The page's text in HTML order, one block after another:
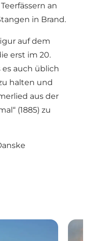
an
in Brand.
auf dem
erst im 20.
auch üblich
halten und
aus der
(1885) zu